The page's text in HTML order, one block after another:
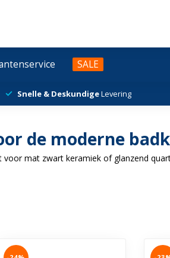
SALE
Snelle & DeskundigeLevering
de moderne
mat zwart keramiek of glanzend